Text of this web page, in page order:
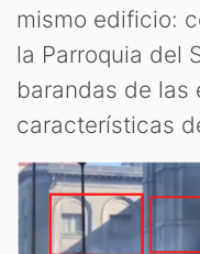
mismo edificio:
la Parroquia del
barandas de las
características